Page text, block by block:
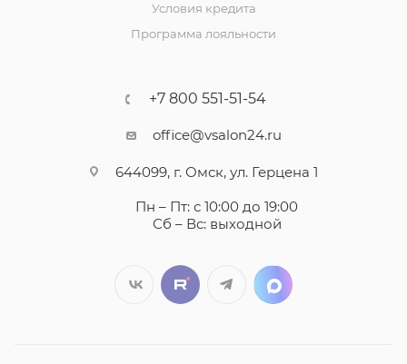
Условия кредита
Программа лояльности
+7 800 551-51-54
office@vsalon24.ru
644099, г. Омск, ул. Герцена 1
Пн – Пт: с 10:00 до 19:00
Сб – Вс: выходной